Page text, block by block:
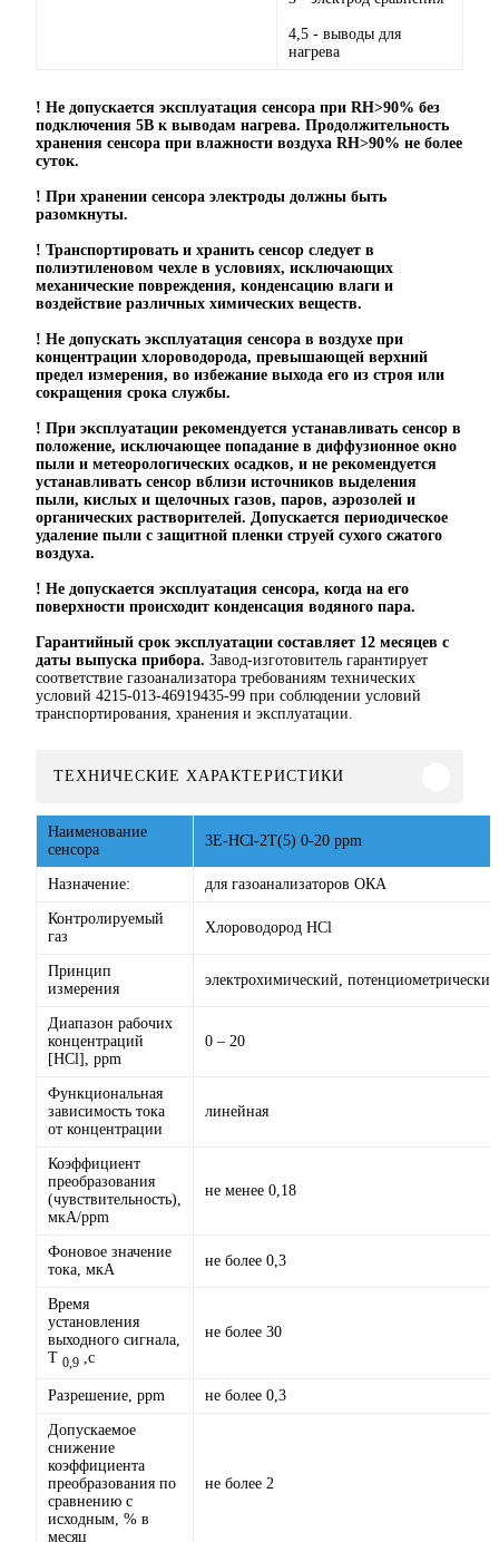
4,5 - выводы для
нагрева
! Не допускается эксплуатация сенсора при RH>90% без
подключения 5В к выводам нагрева. Продолжительность
хранения сенсора при влажности воздуха RH>90% не более
суток.
! При хранении сенсора электроды должны быть
разомкнуты.
! Транспортировать и хранить сенсор следует в
полиэтиленовом чехле в условиях, исключающих
механические повреждения, конденсацию влаги и
воздействие различных химических веществ.
! Не допускать эксплуатация сенсора в воздухе при
концентрации хлороводорода, превышающей верхний
предел измерения, во избежание выхода его из строя или
сокращения срока службы.
! При эксплуатации рекомендуется устанавливать сенсор в
положение, исключающее попадание в диффузионное окно
пыли и метеорологических осадков, и не рекомендуется
устанавливать сенсор вблизи источников выделения
пыли, кислых и щелочных газов, паров, аэрозолей и
органических растворителей. Допускается периодическое
удаление пыли с защитной пленки струей сухого сжатого
воздуха.
! Не допускается эксплуатация сенсора, когда на его
поверхности происходит конденсация водяного пара.
Гарантийный срок эксплуатации составляет 12 месяцев с
даты выпуска прибора. Завод-изготовитель гарантирует
соответствие газоанализатора требованиям технических
условий 4215-013-46919435-99 при соблюдении условий
транспортирования, хранения и эксплуатации.
ТЕХНИЧЕСКИЕ ХАРАКТЕРИСТИКИ
Наименование
сенсора
3Е-HCl-2T(5) 0-20 ppm
Назначение: для газоанализаторов ОКА
Контролируемый
газ
Хлороводород HCl
Принцип
измерения
электрохимический, потенциометрический
Диапазон рабочих
концентраций
[HCl], ppm
0 – 20
Функциональная
зависимость тока
от концентрации
линейная
Коэффициент
преобразования
(чувствительность),
мкА/ppm
не менее 0,18
Фоновое значение
тока, мкА
не более 0,3
Время
установления
выходного cигнала,
Т 0,9 ,с
не более 30
Разрешение, ppm не более 0,3
Допускаемое
снижение
коэффициента
преобразования по
сравнению с
исходным, % в
месяц
не более 2